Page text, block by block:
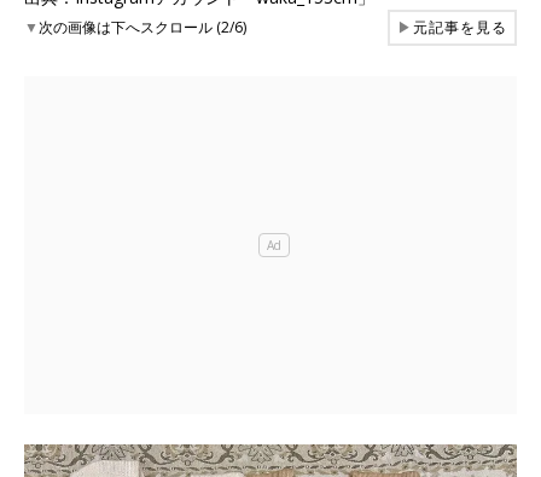
▼次の画像は下へスクロール (2/6) ▶元記事を見る